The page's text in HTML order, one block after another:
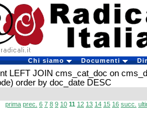
Chi siamo Documenti
LEFT JOIN cms_cat_doc on
order by doc_date DESC
prima prec. 6 7 8 9 10 11 12 13 14 15 16 succ.